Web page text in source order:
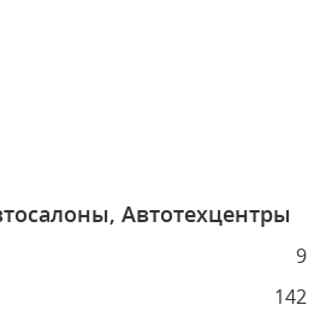
Автотехцентры
9
142